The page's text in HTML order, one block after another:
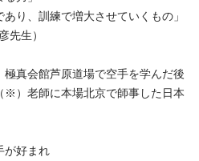
り、訓練で増大させていくもの」
先生）
真会館芦原道場で空手を学んだ後
※）老師に本場北京で師事した日本
が好まれ